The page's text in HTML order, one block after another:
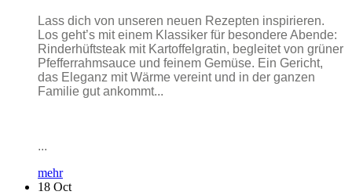
Lass dich von unseren neuen Rezepten inspirieren.
Los geht’s mit einem Klassiker für besondere Abende:
Rinderhüftsteak mit Kartoffelgratin, begleitet von grüner
Pfefferrahmsauce und feinem Gemüse. Ein Gericht,
das Eleganz mit Wärme vereint und in der ganzen
Familie gut ankommt...
...
mehr
18 Oct